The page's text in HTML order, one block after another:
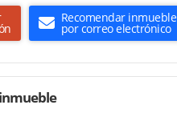
Recomendar inmueble
por correo electrónico